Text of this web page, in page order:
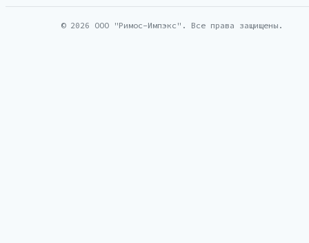
© 2026 ООО "Римос-Импэкс". Все права защищены.